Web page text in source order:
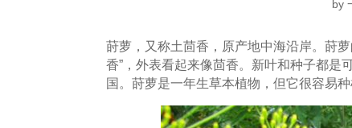
by
莳萝，又称土茴香，原产地中海沿岸。莳
香”，外表看起来像茴香。新叶和种子都是
国。莳萝是一年生草本植物，但它很容易